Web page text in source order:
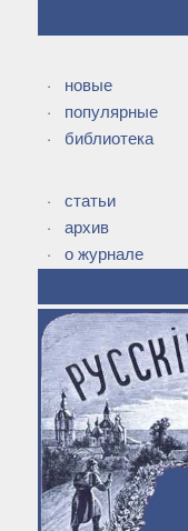
· новые
· популярные
· библиотека
· статьи
· архив
· о журнале